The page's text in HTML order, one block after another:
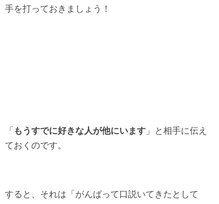
手を打っておきましょう！
「 もうすでに好きな人が他にいます 」と相手に伝え
ておくのです。
すると、それは「がんばって口説いてきたとして